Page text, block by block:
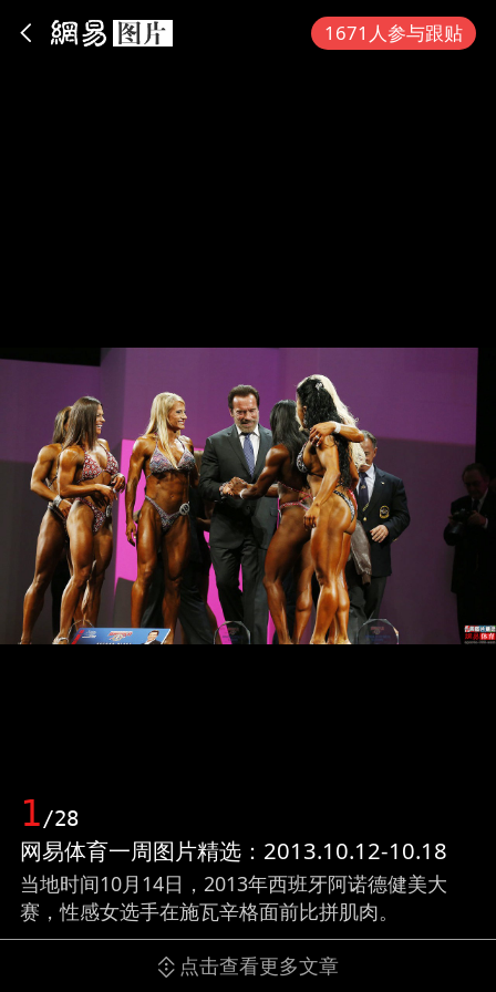
1671人参与跟贴
1/28
网易体育一周图片精选：2013.10.12-10.18
当地时间10月14日，2013年西班牙阿诺德健美大
赛，性感女选手在施瓦辛格面前比拼肌肉。
点击查看更多文章